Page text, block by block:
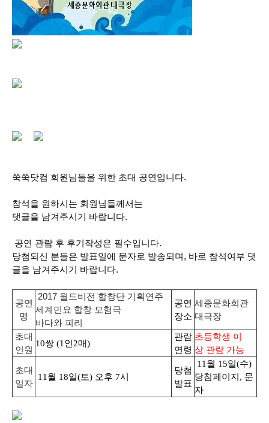
쑥쑥닷컴 회원님들을 위한 초대 공연입니다.
참석을 원하시는 회원님들께서는
댓글을 남겨주시기 바랍니다.
공연 관람 후 후기작성은 필수입니다.
당첨되신 분들은 발표일에 문자로 발송되며, 바로 참석여부 댓
글을 남겨주시기 바랍니다.
공연
명
2017 월드비전 합창단 기획연주
세계민요 합창 모험극
바다와 피리
공연
장소
세종문화회관
대극장
초대
인원
10쌍 (1인2매)
관람
연령
초등학생 이
상 관람 가능
초대
일자
11월 18일(토) 오후 7시
당첨
발표
11월 15일(수)
당첨페이지, 문
자